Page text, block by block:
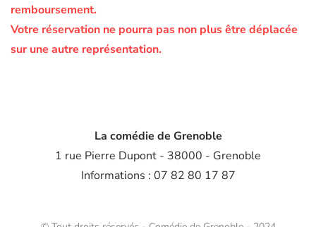
remboursement.
Votre réservation ne pourra pas non plus être déplacée
sur une autre représentation.
La comédie de Grenoble
1 rue Pierre Dupont - 38000 - Grenoble
Informations : 07 82 80 17 87